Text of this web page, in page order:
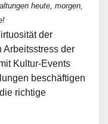
heute, morgen,
der
Arbeitsstress der
Kultur-Events
beschäftigen
richtige